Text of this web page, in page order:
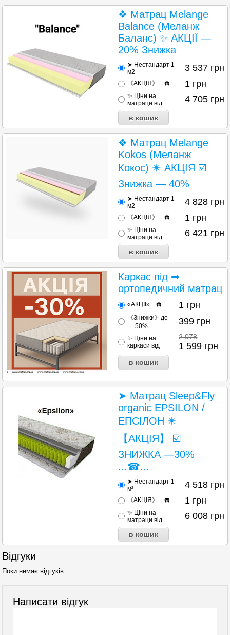
❖ Матрац Melange
Balance (Меланж
Баланс) ✨ АКЦІЇ —
20% Знижка
➤ Нестандарт 1
м2
3 537 грн
《АКЦІЯ》 ...☎️... 1 грн
✨ Ціни на
матраци від
4 705 грн
❖ Матрац Melange
Kokos (Меланж
Кокос) ✴️ АКЦІЯ ☑️
Знижка — 40%
➤ Нестандарт 1
м2
4 828 грн
《АКЦІЯ》 ...☎️... 1 грн
✨ Ціни на
матраци від
6 421 грн
Каркас під ➡
ортопедичний матрац
«АКЦІЇ» ...☎️... 1 грн
《Знижки》до
— 50%
399 грн
✨ Ціни на
каркаси від
2 078
1 599 грн
➤ Матрац Sleep&Fly
organic EPSILON /
ЕПСІЛОН ✴️
【АКЦІЯ】 ☑️
ЗНИЖКА —30%
...☎...
➤ Нестандарт 1
м²
4 518 грн
《АКЦІЯ》 ...☎️... 1 грн
✨ Ціни на
матраци від
6 008 грн
Відгуки
Поки немає відгуків
Написати відгук